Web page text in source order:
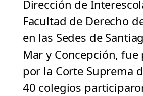
Dirección de
Facultad de Derecho
en las Sedes de
Mar y Concepción,
por la Corte Suprema
40 colegios